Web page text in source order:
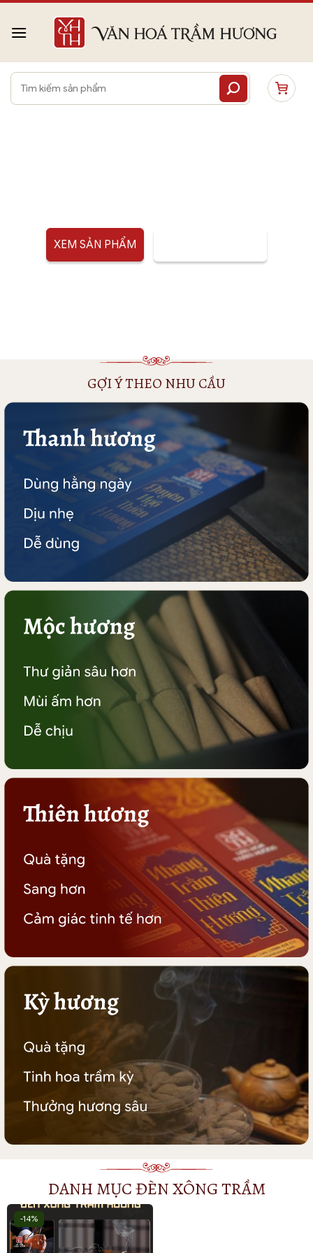
qua
dung
Tìm
XEM SẢN PHẨM
GỢI Ý THEO NHU CẦU
DANH MỤC ĐÈN XÔNG TRẦM
-14%